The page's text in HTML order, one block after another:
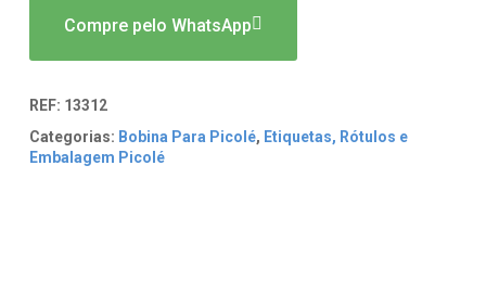
Compre pelo WhatsApp
REF: 13312
Categorias: Bobina Para Picolé, Etiquetas, Rótulos e
Embalagem Picolé